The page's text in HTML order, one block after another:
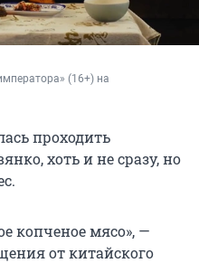
(16+) на
проходить
хоть и не сразу, но
копченое мясо», —
от китайского